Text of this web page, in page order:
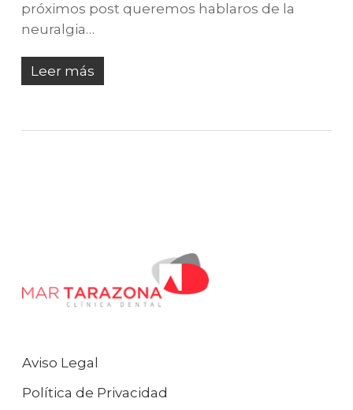
próximos post queremos hablaros de la
neuralgia…
Leer más
Aviso Legal
Política de Privacidad